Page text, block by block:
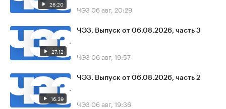
26:20 ЧЭЗ 06 авг, 20:29
27:12
ЧЭЗ. Выпуск от 06.08.2026, часть 3
ЧЭЗ 06 авг, 19:57
16:39
ЧЭЗ. Выпуск от 06.08.2026, часть 2
ЧЭЗ 06 авг, 19:36